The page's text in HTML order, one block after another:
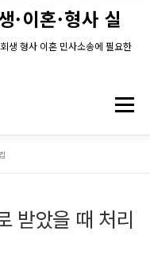
·이혼·형사 실
생 형사 이혼 민사소송에 필요한
메뉴
받았을 때 처리